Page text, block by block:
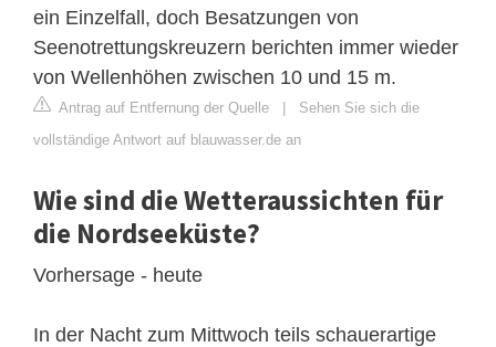
ein Einzelfall, doch Besatzungen von
Seenotrettungskreuzern berichten immer wieder
von Wellenhöhen zwischen 10 und 15 m.
Antrag auf Entfernung der Quelle | Sehen Sie sich die
vollständige Antwort auf blauwasser.de an
Wie sind die Wetteraussichten für
die Nordseeküste?
Vorhersage - heute
In der Nacht zum Mittwoch teils schauerartige